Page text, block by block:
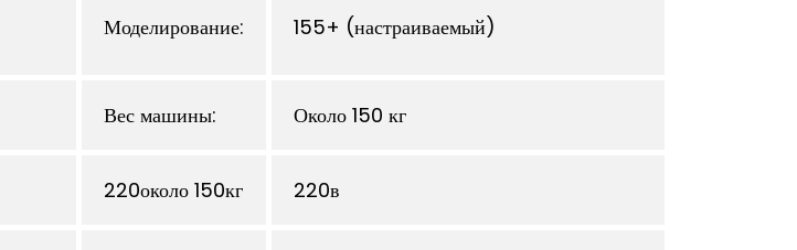
Моделирование: 155+ (настраиваемый)
Вес машины: Около 150 кг
220около 150кг 220в